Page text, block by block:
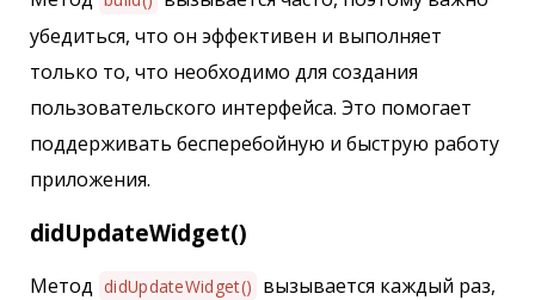
убедиться, что он эффективен и выполняет
только то, что необходимо для создания
пользовательского интерфейса. Это помогает
поддерживать бесперебойную и быструю работу
приложения.
didUpdateWidget()
Метод didUpdateWidget() вызывается каждый раз,